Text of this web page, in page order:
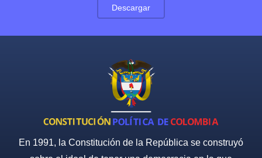
Descargar
En 1991, la Constitución de la República se construyó